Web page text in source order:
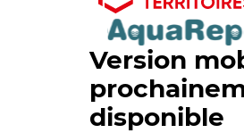
Version
disponible